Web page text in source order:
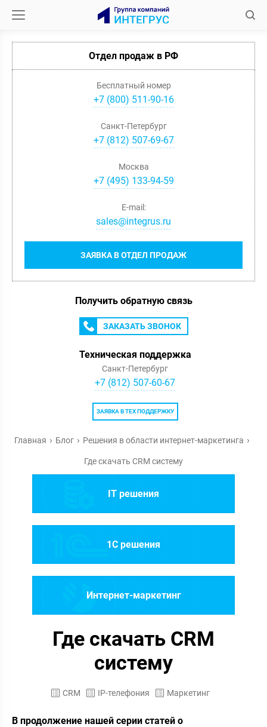
Отдел продаж в РФ
Бесплатный номер
+7 (800) 511-90-16
Санкт-Петербург
+7(812) 507-69-67
Москва
+7(495) 133-94-59
ЗАЯВКА В ОТДЕЛ ПРОДАЖ
E-mail:
sales@integrus.ru
Получить обратную связь
ЗАКАЗАТЬ ЗВОНОК
Техническая поддержка
Санкт-Петербург
+7 (812) 507-60-67
ЗАЯВКА В ТЕХ ПОДДЕРЖКУ
Главная Блог Решения в области интернет-маркетинга
Где скачать CRM систему
IT решения
1C решения
Интернет-маркетинг
Где скачать CRM
систему
CRM IP-телефония Маркетинг
В продолжение нашей серии статей о